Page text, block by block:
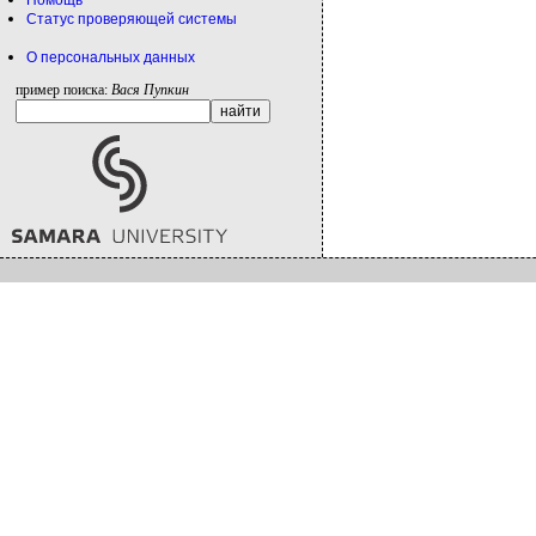
Статус проверяющей системы
О персональных данных
пример поиска: Вася Пупкин